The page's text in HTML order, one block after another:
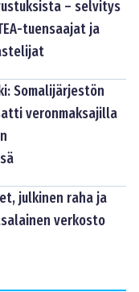
– selvitys
tuensaajat ja
Somalijärjestön
veronmaksajilla
julkinen raha ja
verkosto